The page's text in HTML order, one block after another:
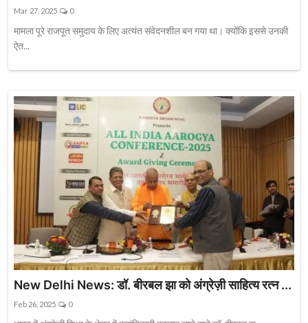
Mar 27, 2025 0
मामला पूरे राजपूत समुदाय के लिए अत्यंत संवेदनशील बन गया था। क्योंकि इससे उनकी
ऐत...
New Delhi News: डॉ. बीरबल झा को अंग्रेज़ी साहित्य रत्न ...
Feb 26, 2025 0